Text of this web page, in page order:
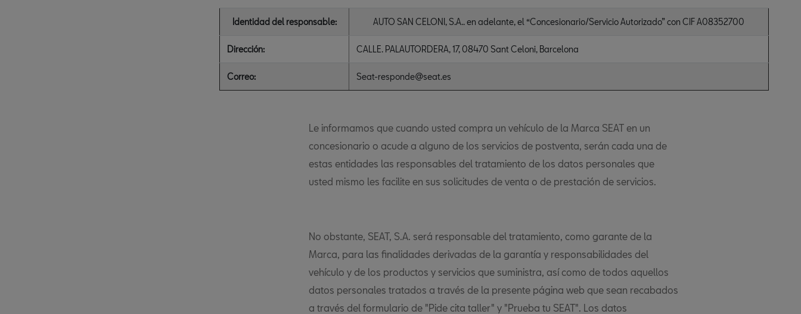
Identidad del responsable: AUTO SAN CELONI, S.A.. en adelante, el “Concesionario/Servicio Autorizado” con CIF A08352700
Dirección: CALLE. PALAUTORDERA, 17, 08470 Sant Celoni, Barcelona
Correo: Seat-responde@seat.es
Le informamos que cuando usted compra un vehículo de la Marca SEAT en un
concesionario o acude a alguno de los servicios de postventa, serán cada una de
estas entidades las responsables del tratamiento de los datos personales que
usted mismo les facilite en sus solicitudes de venta o de prestación de servicios.
No obstante, SEAT, S.A. será responsable del tratamiento, como garante de la
Marca, para las finalidades derivadas de la garantía y responsabilidades del
vehículo y de los productos y servicios que suministra, así como de todos aquellos
datos personales tratados a través de la presente página web que sean recabados
a través del formulario de "Pide cita taller" y "Prueba tu SEAT". Los datos